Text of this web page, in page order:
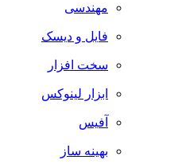
مهندسی
فایل و دیسک
سخت افزار
ابزار لینوکس
آفیس
بهینه ساز